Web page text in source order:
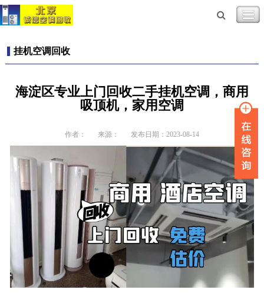
挂机空调回收
海淀区专业上门回收二手挂机空调，商用
吸顶机，家用空调
作者： 来源： 发布日期：2023-08-14